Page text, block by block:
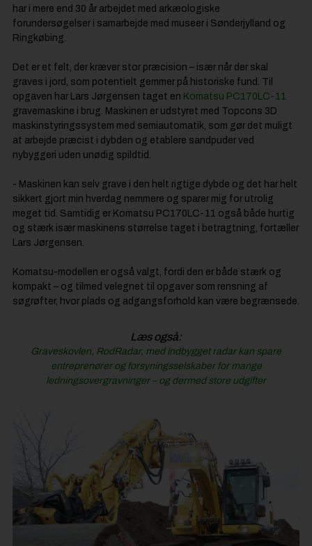
har i mere end 30 år arbejdet med arkæologiske
forundersøgelser i samarbejde med museer i Sønderjylland og
Ringkøbing.
Det er et felt, der kræver stor præcision – især når der skal
graves i jord, som potentielt gemmer på historiske fund. Til
opgaven har Lars Jørgensen taget en Komatsu PC170LC-11
gravemaskine i brug. Maskinen er udstyret med Topcons 3D
maskinstyringssystem med semiautomatik, som gør det muligt
at arbejde præcist i dybden og etablere sandpuder ved
nybyggeri uden unødig spildtid.
- Maskinen kan selv grave i den helt rigtige dybde og det har helt
sikkert gjort min hverdag nemmere og sparer mig for utrolig
meget tid. Samtidig er Komatsu PC170LC-11 også både hurtig
og stærk især maskinens størrelse taget i betragtning, fortæller
Lars Jørgensen.
Komatsu-modellen er også valgt, fordi den er både stærk og
kompakt – og tilmed velegnet til opgaver som rensning af
søgrøfter, hvor plads og adgangsforhold kan være begrænsede.
Læs også:
Graveskovlen, RodRadar, med indbygget radar kan spare
entreprenører og forsyningsselskaber for mange
ledningsovergravninger – og dermed store udgifter